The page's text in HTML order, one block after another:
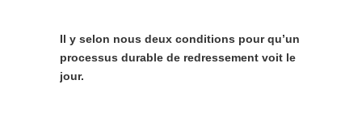
Il y selon nous deux conditions pour qu’un
processus durable de redressement voit le
jour.